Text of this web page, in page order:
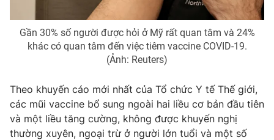
Liên hệ tòa soạn English
THỜI BÁO VTV
Theo dõi báo trên
Gần 30% số người được hỏi ở Mỹ rất quan tâm và 24%
khác có quan tâm đến việc tiêm vaccine COVID-19.
(Ảnh: Reuters)
Theo khuyến cáo mới nhất của Tổ chức Y tế Thế giới,
các mũi vaccine bổ sung ngoài hai liều cơ bản đầu tiên
và một liều tăng cường, không được khuyến nghị
thường xuyên, ngoại trừ ở người lớn tuổi và một số